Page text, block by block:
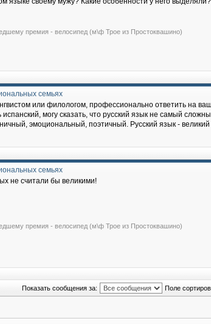
премия - велосипед (м\ф Трое из Простоквашино)
семьях
или филологом, профессионально ответить на
могу сказать, что русский язык не самый
эмоциональный, поэтичный. Русский язык - великий
семьях
не считали бы великими!
премия - велосипед (м\ф Трое из Простоквашино)
Показать сообщения за: Поле